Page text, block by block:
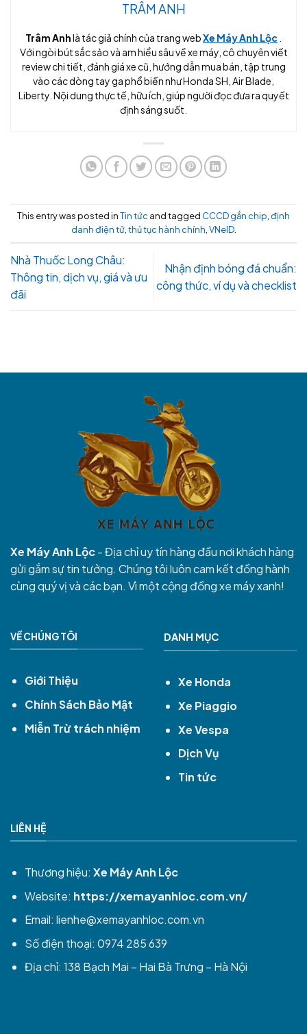
TRÂM ANH
Trâm Anhlà tác giả chính của trang webXe Máy Anh Lộc
Với ngòi bút sắc sảo và am hiểu sâu về xe máy, cô chuyên viết
review chi tiết, đánh giá xe cũ, hướng dẫn mua bán, tập trung
vào các dòng tay ga phổ biến như Honda SH, Air Blade,
Liberty. Nội dung thực tế, hữu ích, giúp người đọc đưa ra quyết
định sáng suốt.
This entry was posted inTin tức and tagged CCCD gắn chip định
danh điện tử, thủ tục hành chính VNeID.
Nhà Thuốc Long Châu:
Thông tin, dịch vụ, giá và ưu
đãi
Nhận định bóng đá chuẩn:
công thức, ví dụ và checklist
Xe Máy Anh Lộc- Địa chỉ uy tín hàng đầu nơi khách hàng
gửi gắm sự tin tưởng. Chúng tôi luôn cam kết đồng hành
cùng quý vị và các bạn. Vì một cộng đồng xe máy xanh!
VỀ CHÚNG TÔI
Giới Thiệu
Chính Sách Bảo Mật
Miễn Trừ trách nhiệm
DANH MỤC
Xe Honda
Xe Piaggio
Xe Vespa
Dịch Vụ
Tin tức
LIÊN HỆ
Thương hiệu: Xe Máy Anh Lộc
Website: https://xemayanhloc.com.vn/
Email: lienhe@xemayanhloc.com.vn
Số điện thoại: 0974 285 639
Địa chỉ: 138 Bạch Mai – Hai Bà Trưng – Hà Nội